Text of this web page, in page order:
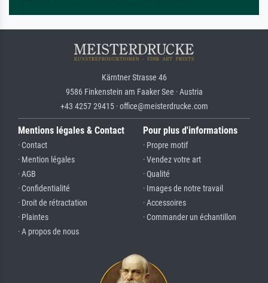
Kärntner Strasse 46
9586 Finkenstein am Faaker See · Austria
+43 4257 29415 · office@meisterdrucke.com
Mentions légales & Contact
· Contact
· Mention légales
· AGB
· Confidentialité
· Droit de rétractation
· Plaintes
· A propos de nous
Pour plus d'informations
· Propre motif
· Vendez votre art
· Qualité
· Images de notre travail
· Accessoires
· Commander un échantillon